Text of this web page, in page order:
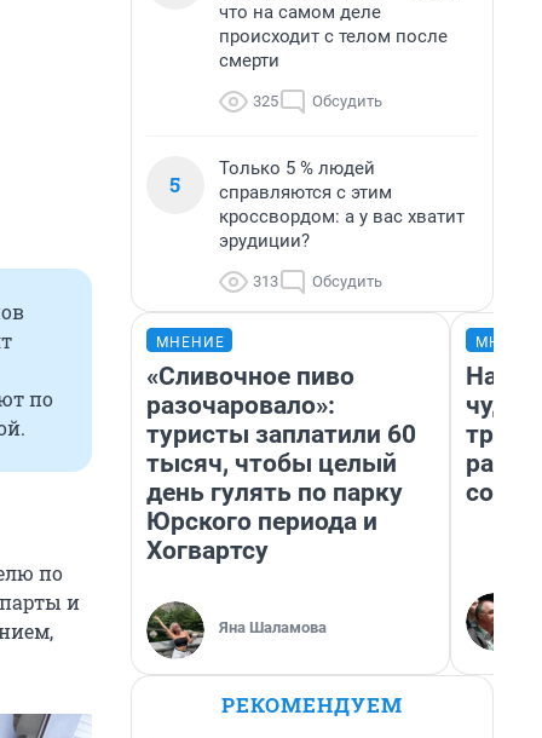
по
по
и
что на самом деле
происходит с телом после
смерти
325 Обсудить
5
Только 5 % людей
справляются с этим
кроссвордом: а у вас хватит
эрудиции?
313 Обсудить
МНЕНИЕ
«Сливочное пиво
разочаровало»:
туристы заплатили 60
тысяч, чтобы целый
день гулять по парку
Юрского периода и
Хогвартсу
Яна Шаламова
РЕКОМЕНДУЕМ